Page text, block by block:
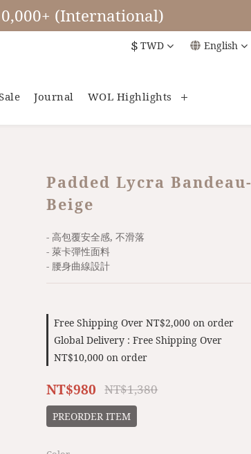
(International)
$ TWD English
Journal WOL Highlights
Padded Lycra Bandeau-
Beige
- 高包覆安全感, 不滑落
- 萊卡彈性面料
- 腰身曲線設計
Free Shipping Over NT$2,000 on order
Global Delivery : Free Shipping Over
NT$10,000 on order
NT$980 NT$1,380
PREORDER ITEM